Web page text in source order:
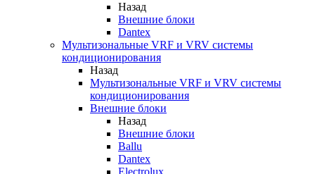
Назад
Внешние блоки
Dantex
Мультизональные VRF и VRV системы
кондиционирования
Назад
Мультизональные VRF и VRV системы
кондиционирования
Внешние блоки
Назад
Внешние блоки
Ballu
Dantex
Electrolux